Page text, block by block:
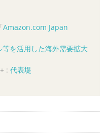
Amazon.com Japan
を活用した海外需要拡大
: 代表堤